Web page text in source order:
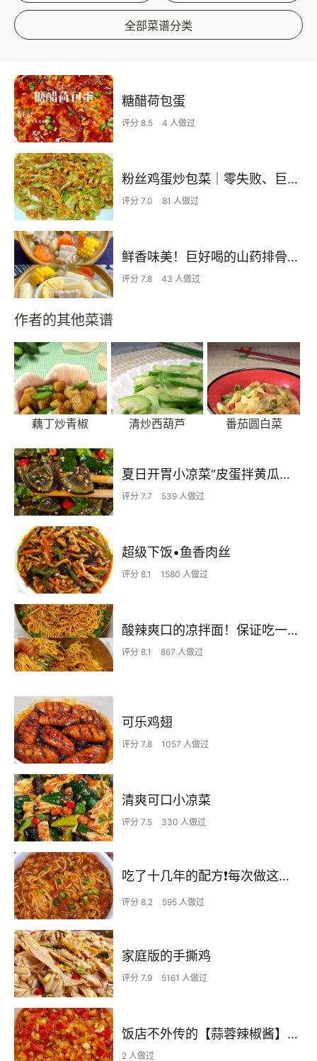
全部菜谱分类
糖醋荷包蛋
评分 8.5 4 人做过
粉丝鸡蛋炒包菜｜零失败、巨下饭
评分 7.0 81 人做过
鲜香味美！巨好喝的山药排骨汤！！
评分 7.8 43 人做过
作者的其他菜谱
藕丁炒青椒 清炒西葫芦 番茄圆白菜
夏日开胃小凉菜“皮蛋拌黄瓜🥒”开胃减脂
评分 7.7 539 人做过
超级下饭•鱼香肉丝
评分 8.1 1580 人做过
酸辣爽口的凉拌面！保证吃一次就上瘾
评分 8.1 867 人做过
可乐鸡翅
评分 7.8 1057 人做过
清爽可口小凉菜
评分 7.5 330 人做过
吃了十几年的配方❗️每次做这至少吃2碗
评分 8.2 595 人做过
家庭版的手撕鸡
评分 7.9 5161 人做过
饭店不外传的【蒜蓉辣椒酱】自己在家也可以做出
2 人做过